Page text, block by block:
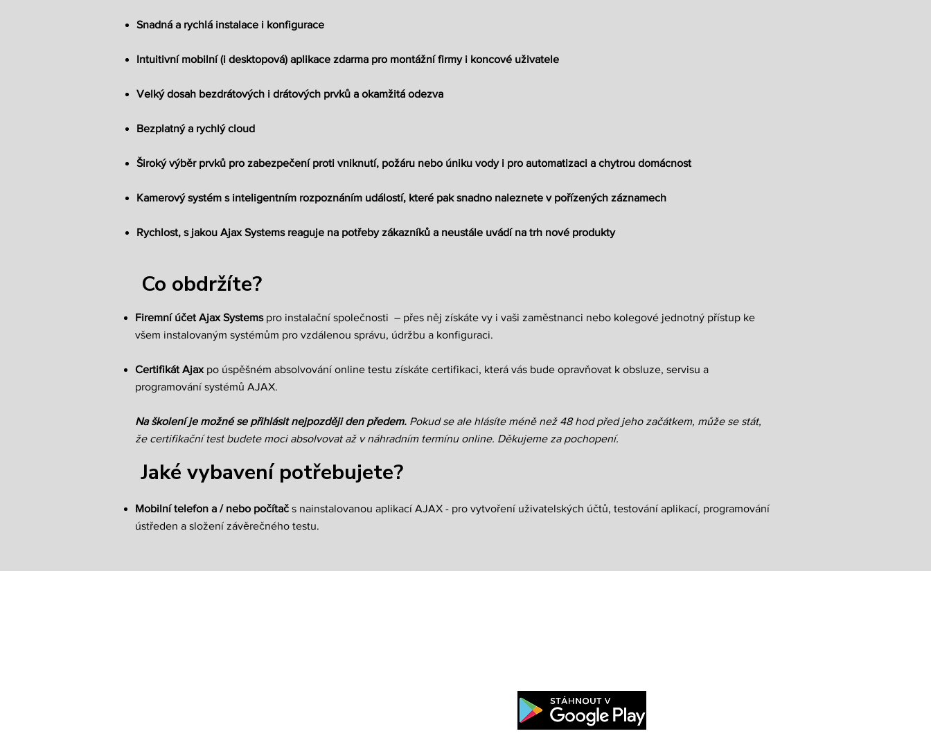
Snadná a rychlá instalace i konfigurace
Intuitivní mobilní (i desktopová) aplikace zdarma pro montážní firmy i koncové uživatele
Velký dosah bezdrátových i drátových prvků a okamžitá odezva
Bezplatný a rychlý cloud
Široký výběr prvků pro zabezpečení proti vniknutí, požáru nebo úniku vody i pro automatizaci a chytrou domácnost
Kamerový systém s inteligentním rozpoznáním událostí, které pak snadno naleznete v pořízených záznamech
Rychlost, s jakou Ajax Systems reaguje na potřeby zákazníků a neustále uvádí na trh nové produkty
Co obdržíte?
Firemní účet Ajax Systemspro instalační společnosti – přes něj získáte vy i vaši zaměstnanci nebo kolegové jednotný přístup ke
všem instalovaným systémům pro vzdálenou správu, údržbu a konfiguraci.
Certifikát Ajax po úspěšném absolvování online testu získáte certifikaci, která vás bude opravňovat k obsluze, servisu a
programování systémů AJAX.
Na školení je možné se přihlásit nejpozději den předem. Pokud se ale hlásíte méně než 48 hod před jeho začátkem, může se stát,
že certifikační test budete moci absolvovat až v náhradním termínu online. Děkujeme za pochopení.​
Jaké vybavení potřebujete?
Mobilní telefon a / nebo počítač s nainstalovanou aplikací AJAX - pro vytvoření uživatelských účtů, testování aplikací, programování
ústředen a složení závěrečného testu.